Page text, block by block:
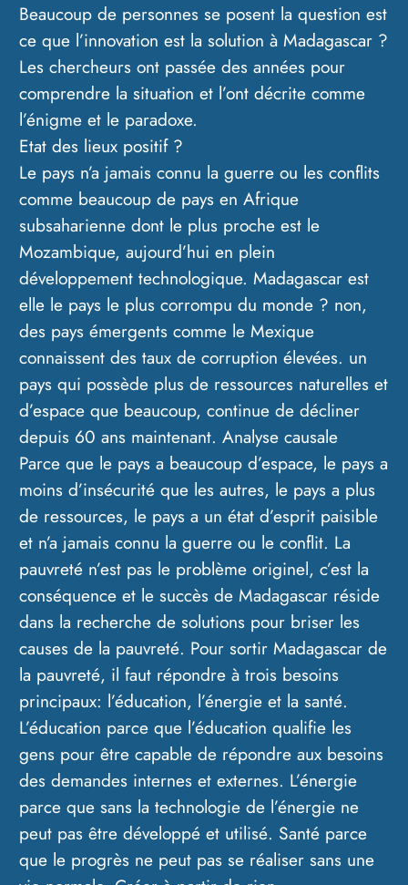
Beaucoup de personnes se posent la question est
ce que l’innovation est la solution à Madagascar ?
Les chercheurs ont passée des années pour
comprendre la situation et l’ont décrite comme
l’énigme et le paradoxe.
Etat des lieux positif ?
Le pays n’a jamais connu la guerre ou les conflits
comme beaucoup de pays en Afrique
subsaharienne dont le plus proche est le
Mozambique, aujourd’hui en plein
développement technologique. Madagascar est
elle le pays le plus corrompu du monde ? non,
des pays émergents comme le Mexique
connaissent des taux de corruption élevées. un
pays qui possède plus de ressources naturelles et
d’espace que beaucoup, continue de décliner
depuis 60 ans maintenant. Analyse causale
Parce que le pays a beaucoup d’espace, le pays a
moins d’insécurité que les autres, le pays a plus
de ressources, le pays a un état d’esprit paisible
et n’a jamais connu la guerre ou le conflit. La
pauvreté n’est pas le problème originel, c’est la
conséquence et le succès de Madagascar réside
dans la recherche de solutions pour briser les
causes de la pauvreté. Pour sortir Madagascar de
la pauvreté, il faut répondre à trois besoins
principaux: l’éducation, l’énergie et la santé.
L’éducation parce que l’éducation qualifie les
gens pour être capable de répondre aux besoins
des demandes internes et externes. L’énergie
parce que sans la technologie de l’énergie ne
peut pas être développé et utilisé. Santé parce
que le progrès ne peut pas se réaliser sans une